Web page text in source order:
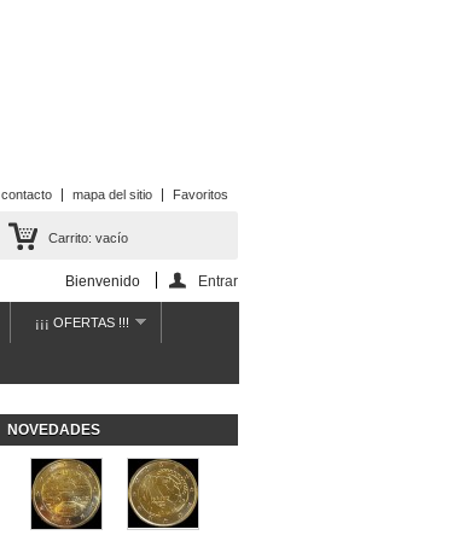
contacto mapa del sitio Favoritos
Carrito: vacío
Bienvenido Entrar
¡¡¡ OFERTAS !!!
NOVEDADES